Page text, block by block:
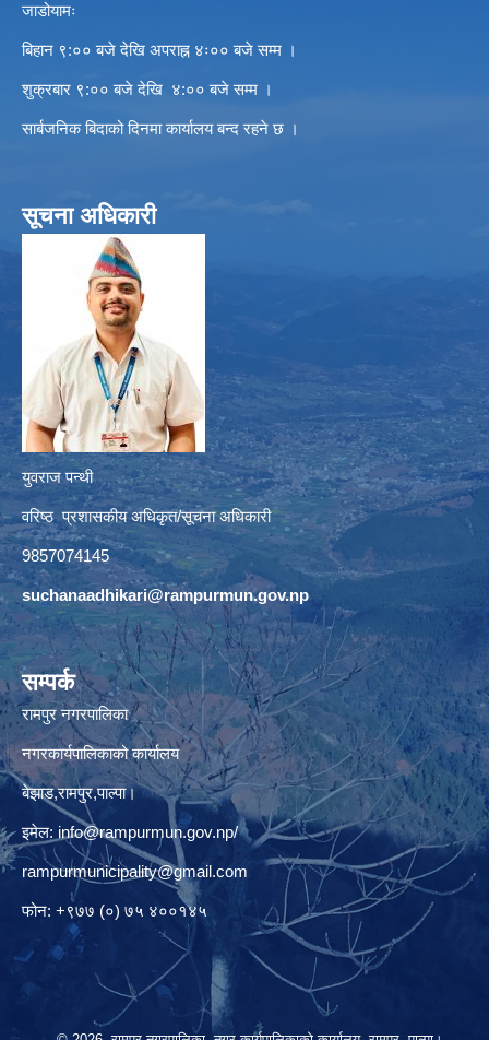
जाडोयामः
बिहान ९:०० बजे देखि अपराह्न ४ः०० बजे सम्म ।
शुक्रबार ९:०० बजे देखि ४:०० बजे सम्म ।
सार्बजनिक बिदाको दिनमा कार्यालय बन्द रहने छ ।
सूचना अधिकारी
युवराज पन्थी
वरिष्ठ प्रशासकीय अधिकृत/सूचना अधिकारी
9857074145
suchanaadhikari@rampurmun.gov.np
सम्पर्क
रामपुर नगरपालिका
नगरकार्यपालिकाको कार्यालय
बेझाड,रामपुर,पाल्पा।
इमेल: info@rampurmun.gov.np/
rampurmunicipality@gmail.com
फोन: +९७७ (०) ७५ ४००१४५